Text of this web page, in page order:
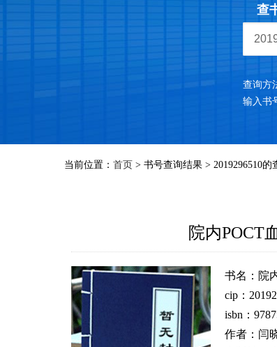
查
查询方
输入书
当前位置： 首页 > 书号查询结果 > 2019296510的
院内POCT
书名：院
cip：
isbn：
作者：闫